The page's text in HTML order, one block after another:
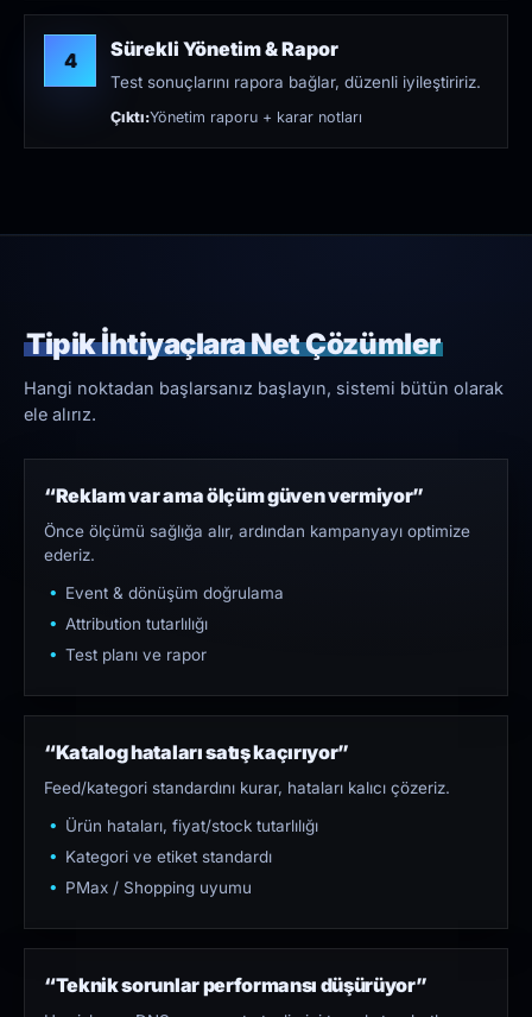
4 Sürekli Yönetim & Rapor
Test sonuçlarını rapora bağlar, düzenli iyileştiririz.
Çıktı:Yönetim raporu + karar notları
Tipik İhtiyaçlara Net Çözümler
Hangi noktadan başlarsanız başlayın, sistemi bütün olarak
ele alırız.
“Reklam var ama ölçüm güven vermiyor”
Önce ölçümü sağlığa alır, ardından kampanyayı optimize
ederiz.
Event & dönüşüm doğrulama
Attribution tutarlılığı
Test planı ve rapor
“Katalog hataları satış kaçırıyor”
Feed/kategori standardını kurar, hataları kalıcı çözeriz.
Ürün hataları, fiyat/stock tutarlılığı
Kategori ve etiket standardı
PMax / Shopping uyumu
“Teknik sorunlar performansı düşürüyor”